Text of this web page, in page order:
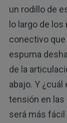
un rodillo de
lo largo de
conectivo que
espuma
de la
abajo. Y
tensión en las
será más